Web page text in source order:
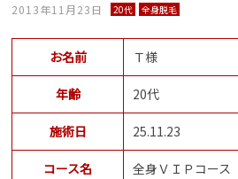
2013年11月23日 20代 全身脱毛
お名前 Ｔ様
年齢 20代
施術日 25.11.23
コース名 全身ＶＩＰコース